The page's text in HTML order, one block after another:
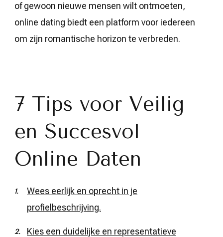
of gewoon nieuwe mensen wilt ontmoeten,
online dating biedt een platform voor iedereen
om zijn romantische horizon te verbreden.
7 Tips voor Veilig
en Succesvol
Online Daten
Wees eerlijk en oprecht in je
profielbeschrijving.
Kies een duidelijke en representatieve